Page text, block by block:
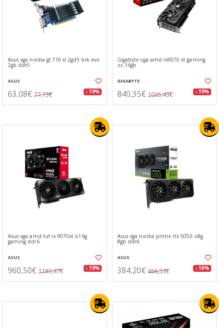
Asus vga nvidia gt 710 sl 2gd5 brk evo
2gb ddr5
ASUS
63,08€ 77,73€ - 19%
Gigabyte vga amd rx9070 xt gaming
oc 16gb
GIGABYTE
840,35€ 1035,43€ - 19%
Asus vga amd tuf rx 9070xt o16g
gaming ddr6
ASUS
960,50€ 1183,47€ - 19%
Asus vga nvidia prime rtx 5050 o8g
8gb ddr6
ASUS
384,20€ 466,53€ - 18%